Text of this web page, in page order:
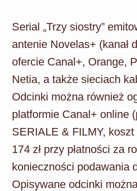
Serial „Trzy siostry”
antenie Novelas+ (kanał
ofercie Canal+, Orange,
Netia, a także sieciach
Odcinki można również
platformie Canal+ online
SERIALE & FILMY, koszt
174 zł przy płatności za
konieczności podawania
Opisywane odcinki